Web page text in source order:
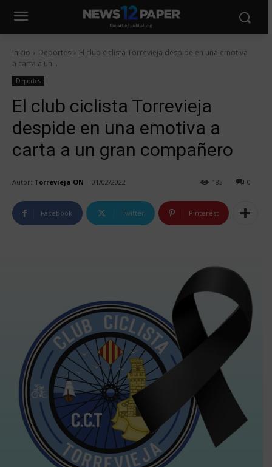
Inicio Deportes
El club ciclista Torrevieja despide en una emotiva
a carta a un...
Deportes
El club ciclista Torrevieja
despide en una emotiva a
carta a un gran compañero
Autor: Torrevieja ON 01/02/2022 0
183
Facebook Twitter Pinterest